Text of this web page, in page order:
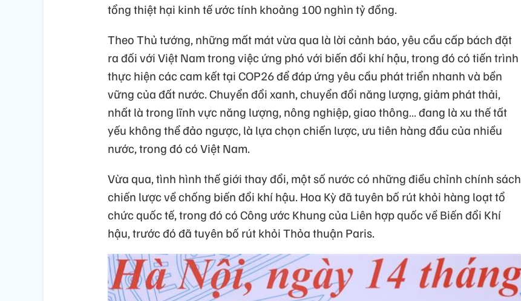
tổng thiệt hại kinh tế ước tính khoảng 100 nghìn tỷ đồng.
Theo Thủ tướng, những mất mát vừa qua là lời cảnh báo, yêu cầu cấp bách đặt
ra đối với Việt Nam trong việc ứng phó với biến đổi khí hậu, trong đó có tiến trình
thực hiện các cam kết tại COP26 để đáp ứng yêu cầu phát triển nhanh và bền
vững của đất nước. Chuyển đổi xanh, chuyển đổi năng lượng, giảm phát thải,
nhất là trong lĩnh vực năng lượng, nông nghiệp, giao thông… đang là xu thế tất
yếu không thể đảo ngược, là lựa chọn chiến lược, ưu tiên hàng đầu của nhiều
nước, trong đó có Việt Nam.
Vừa qua, tình hình thế giới thay đổi, một số nước có những điều chỉnh chính sách
chiến lược về chống biến đổi khí hậu. Hoa Kỳ đã tuyên bố rút khỏi hàng loạt tổ
chức quốc tế, trong đó có Công ước Khung của Liên hợp quốc về Biến đổi Khí
hậu, trước đó đã tuyên bố rút khỏi Thỏa thuận Paris.